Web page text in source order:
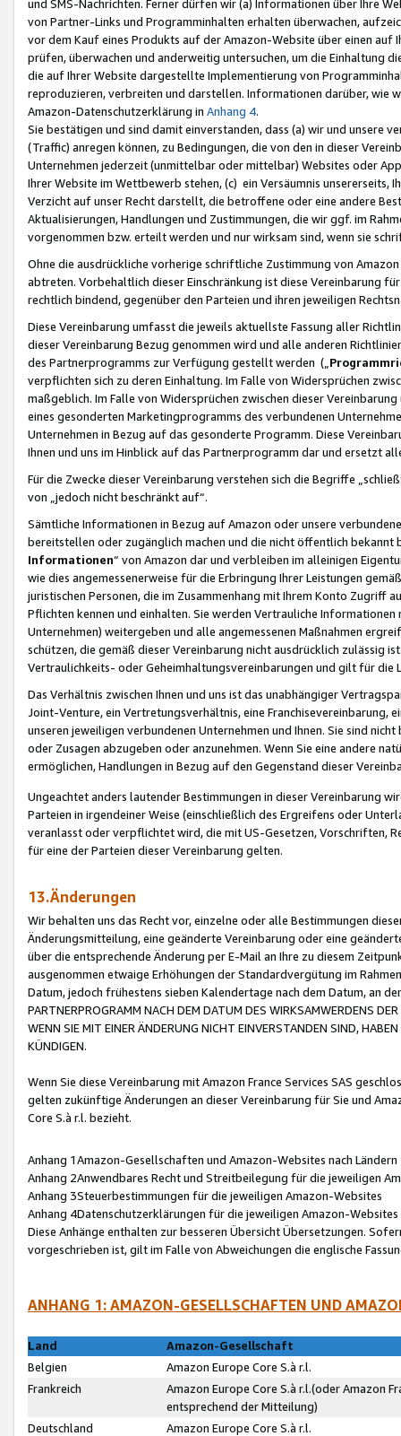
und SMS-Nachrichten. Ferner dürfen wir (a) Informationen über Ihre
von Partner-Links und Programminhalten erhalten überwachen,
vor dem Kauf eines Produkts auf der Amazon-Website über einen
prüfen, überwachen und anderweitig untersuchen, um die Einhaltung
die auf Ihrer Website dargestellte Implementierung von
reproduzieren, verbreiten und darstellen. Informationen darüber, wie
Amazon-Datenschutzerklärung in Anhang 4.
Sie bestätigen und sind damit einverstanden, dass (a) wir und
(Traffic) anregen können, zu Bedingungen, die von den in dieser
Unternehmen jederzeit (unmittelbar oder mittelbar) Websites oder
Ihrer Website im Wettbewerb stehen, (c) ein Versäumnis unsererseits,
Verzicht auf unser Recht darstellt, die betroffene oder eine andere
Aktualisierungen, Handlungen und Zustimmungen, die wir ggf. im
vorgenommen bzw. erteilt werden und nur wirksam sind, wenn sie
Ohne die ausdrückliche vorherige schriftliche Zustimmung von
abtreten. Vorbehaltlich dieser Einschränkung ist diese Vereinbarung
rechtlich bindend, gegenüber den Parteien und ihren jeweiligen
Diese Vereinbarung umfasst die jeweils aktuellste Fassung aller
dieser Vereinbarung Bezug genommen wird und alle anderen
des Partnerprogramms zur Verfügung gestellt werden („
verpflichten sich zu deren Einhaltung. Im Falle von Widersprüchen
maßgeblich. Im Falle von Widersprüchen zwischen dieser
eines gesonderten Marketingprogramms des verbundenen
Unternehmen in Bezug auf das gesonderte Programm. Diese
Ihnen und uns im Hinblick auf das Partnerprogramm dar und ersetzt
Für die Zwecke dieser Vereinbarung verstehen sich die Begriffe
von „jedoch nicht beschränkt auf“.
Sämtliche Informationen in Bezug auf Amazon oder unsere
bereitstellen oder zugänglich machen und die nicht öffentlich
Informationen“ von Amazon dar und verbleiben im alleinigen
wie dies angemessenerweise für die Erbringung Ihrer Leistungen
juristischen Personen, die im Zusammenhang mit Ihrem Konto
Pflichten kennen und einhalten. Sie werden Vertrauliche
Unternehmen) weitergeben und alle angemessenen Maßnahmen
schützen, die gemäß dieser Vereinbarung nicht ausdrücklich zulässig
Vertraulichkeits- oder Geheimhaltungsvereinbarungen und gilt für die
Das Verhältnis zwischen Ihnen und uns ist das unabhängiger
Joint-Venture, ein Vertretungsverhältnis, eine Franchisevereinbarung,
unseren jeweiligen verbundenen Unternehmen und Ihnen. Sie sind
oder Zusagen abzugeben oder anzunehmen. Wenn Sie eine andere
ermöglichen, Handlungen in Bezug auf den Gegenstand dieser
Ungeachtet anders lautender Bestimmungen in dieser Vereinbarung
Parteien in irgendeiner Weise (einschließlich des Ergreifens oder
veranlasst oder verpflichtet wird, die mit US-Gesetzen, Vorschriften,
für eine der Parteien dieser Vereinbarung gelten.
13.Änderungen
Wir behalten uns das Recht vor, einzelne oder alle Bestimmungen
Änderungsmitteilung, eine geänderte Vereinbarung oder eine
über die entsprechende Änderung per E-Mail an Ihre zu diesem
ausgenommen etwaige Erhöhungen der Standardvergütung im
Datum, jedoch frühestens sieben Kalendertage nach dem Datum, an
PARTNERPROGRAMM NACH DEM DATUM DES WIRKSAMWERDENS
WENN SIE MIT EINER ÄNDERUNG NICHT EINVERSTANDEN SIND,
KÜNDIGEN.
Wenn Sie diese Vereinbarung mit Amazon France Services SAS
gelten zukünftige Änderungen an dieser Vereinbarung für Sie und
Core S.à r.l. bezieht.
Anhang 1Amazon-Gesellschaften und Amazon-Websites nach Ländern
Anhang 2Anwendbares Recht und Streitbeilegung für die jeweiligen
Anhang 3Steuerbestimmungen für die jeweiligen Amazon-Websites
Anhang 4Datenschutzerklärungen für die jeweiligen Amazon-Websites
Diese Anhänge enthalten zur besseren Übersicht Übersetzungen.
vorgeschrieben ist, gilt im Falle von Abweichungen die englische
ANHANG 1: AMAZON-GESELLSCHAFTEN UND
Land
Amazon-Gesellschaft
Belgien
Amazon Europe Core S.à r.l.
Frankreich
Amazon Europe Core S.à r.l.(oder Amazon
entsprechend der Mitteilung)
Deutschland
Amazon Europe Core S.à r.l.